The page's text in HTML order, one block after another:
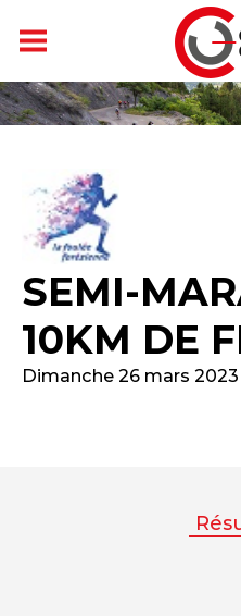
SEMI-
10KM DE
Dimanche 26 mars 2023